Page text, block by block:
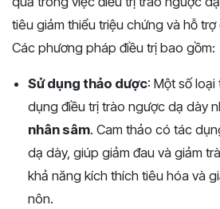
tiêu giảm thiểu triệu chứng và hỗ
Các phương pháp điều trị bao gồm:
Sử dụng thảo dược: Một số
dụng điều trị trào ngược dạ dày
nhân sâm. Cam thảo có tác
dạ dày, giúp giảm đau và giảm
khả năng kích thích tiêu hóa và
nôn.